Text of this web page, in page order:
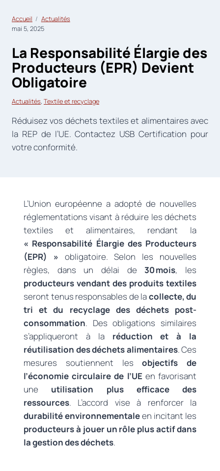
Accueil
Actualités
mai 5, 2025
La Responsabilité Élargie des
Producteurs (EPR) Devient
Obligatoire
Actualités, Textile et recyclage
Réduisez vos déchets textiles et alimentaires avec
la REP de l’UE. Contactez USB Certification pour
votre conformité.
L’Union européenne a adopté de nouvelles
réglementations visant à réduire les déchets
textiles et alimentaires, rendant la
« Responsabilité Élargie des Producteurs
(EPR) » obligatoire. Selon les nouvelles
règles, dans un délai de30 mois, les
producteurs vendant des produits textiles
seront tenus responsables de lacollecte, du
tri et du recyclage des déchets post-
consommation. Des obligations similaires
s’appliqueront à la réduction et à la
réutilisation des déchets alimentaires. Ces
mesures soutiennent lesobjectifs de
l’économie circulaire de l’UE en favorisant
une utilisation plus efficace des
ressources. L’accord vise à renforcer la
durabilité environnementaleen incitant les
producteurs à jouer un rôle plus actif dans
la gestion des déchets.